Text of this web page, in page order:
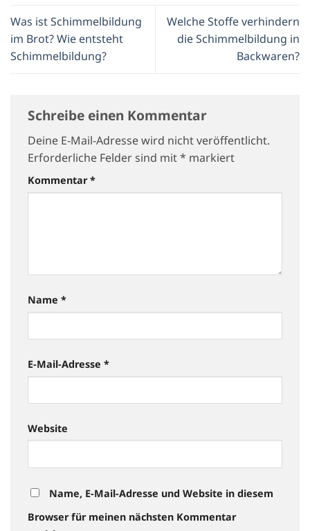
Was ist Schimmelbildung
im Brot? Wie entsteht
Schimmelbildung?
Welche Stoffe verhindern
die Schimmelbildung in
Backwaren?
Schreibe einen Kommentar
Deine E-Mail-Adresse wird nicht veröffentlicht.
Erforderliche Felder sind mit* markiert
Kommentar*
Name *
E-Mail-Adresse *
Website
Name, E-Mail-Adresse und Website in diesem
Browser für meinen nächsten Kommentar